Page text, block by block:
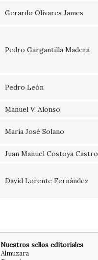
Gerardo Olivares James
Pedro Gargantilla Madera
Pedro León
Manuel V. Alonso
María José Solano
Juan Manuel Costoya Castro
David Lorente Fernández
Nuestros sellos editoriales
Almuzara